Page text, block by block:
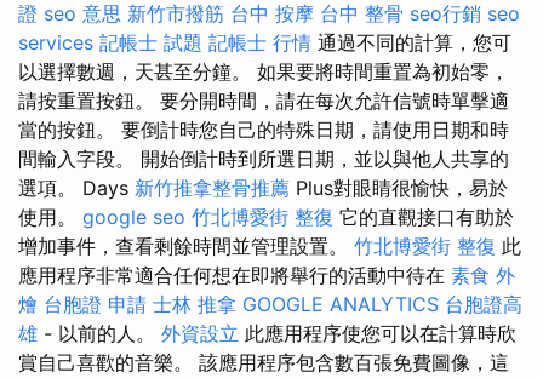
證 seo 意思 新竹市撥筋 台中 按摩 台中 整骨 seo行銷 seo
services 記帳士 試題 記帳士 行情 通過不同的計算，您可
以選擇數週，天甚至分鐘。 如果要將時間重置為初始零，
請按重置按鈕。 要分開時間，請在每次允許信號時單擊適
當的按鈕。 要倒計時您自己的特殊日期，請使用日期和時
間輸入字段。 開始倒計時到所選日期，並以與他人共享的
選項。 Days 新竹推拿整骨推薦 Plus對眼睛很愉快，易於
使用。 google seo 竹北博愛街 整復 它的直觀接口有助於
增加事件，查看剩餘時間並管理設置。 竹北博愛街 整復 此
應用程序非常適合任何想在即將舉行的活動中待在 素食 外
燴 台胞證 申請 士林 推拿 GOOGLE ANALYTICS 台胞證高
雄 - 以前的人。 外資設立 此應用程序使您可以在計算時欣
賞自己喜歡的音樂。 該應用程序包含數百張免費圖像，這